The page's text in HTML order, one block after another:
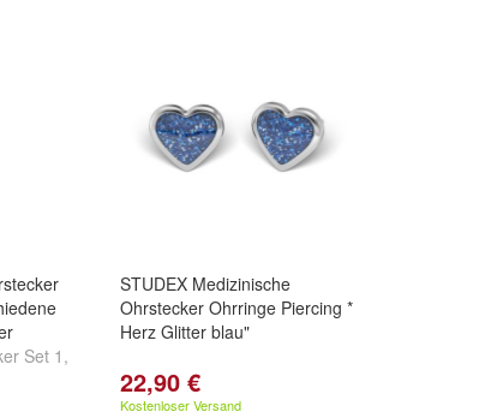
Set 1,
STUDEX Medizinische
Ohrstecker Ohrringe Piercing *
Herz Glitter blau"
22,90 €
Kostenloser Versand